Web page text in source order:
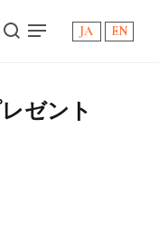
EN
JA
ゼント